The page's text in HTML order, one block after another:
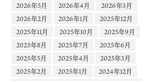
2026年5月
2026年4月
2026年3月
2026年2月
2026年1月
2025年12月
2025年11月
2025年10月
2025年9月
2025年8月
2025年7月
2025年6月
2025年5月
2025年4月
2025年3月
2025年2月
2025年1月
2024年12月